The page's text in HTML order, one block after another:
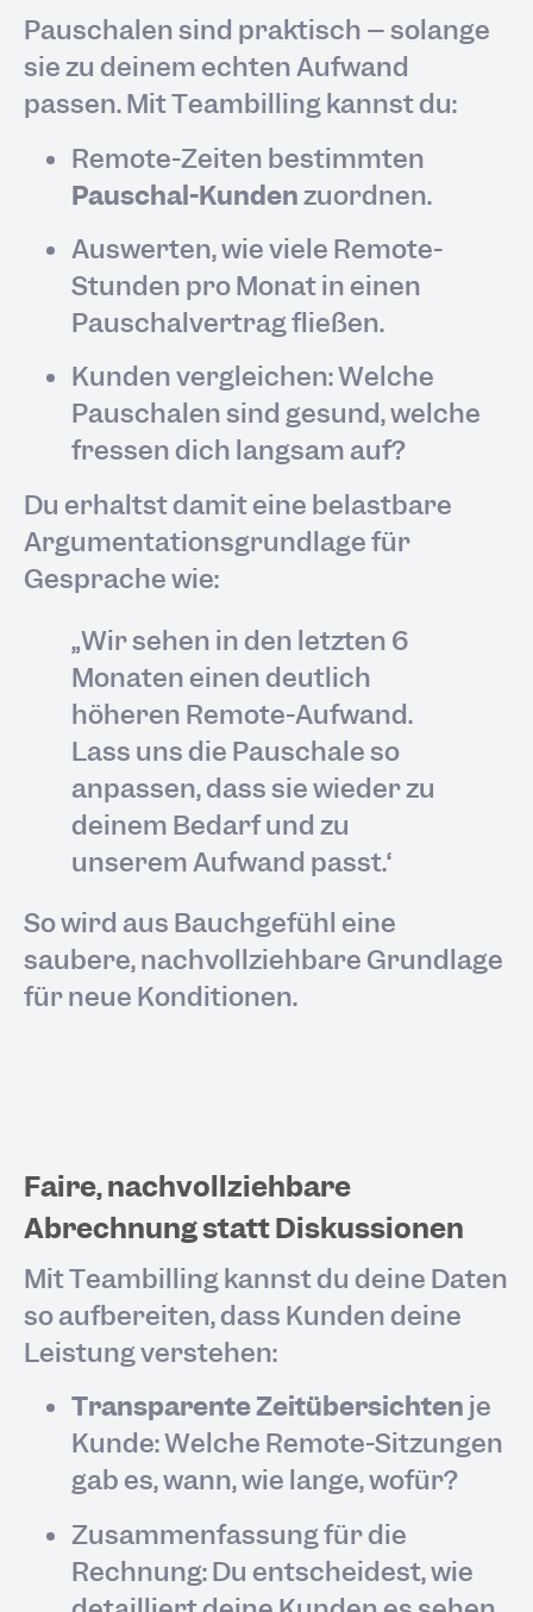
Pauschalen sind praktisch – solange
sie zu deinem echten Aufwand
passen. Mit Teambilling kannst du:
Remote-Zeiten bestimmten
Pauschal-Kundenzuordnen.
Auswerten, wie viele Remote-
Stunden pro Monat in einen
Pauschalvertrag fließen.
Kunden vergleichen: Welche
Pauschalen sind gesund, welche
fressen dich langsam auf?
Du erhältst damit eine belastbare
Argumentationsgrundlage für
Gespräche wie:
„Wir sehen in den letzten 6
Monaten einen deutlich
höheren Remote-Aufwand.
Lass uns die Pauschale so
anpassen, dass sie wieder zu
deinem Bedarf und zu
unserem Aufwand passt.“
So wird aus Bauchgefühl eine
saubere, nachvollziehbare Grundlage
für neue Konditionen.
Faire, nachvollziehbare
Abrechnung statt Diskussionen
Mit Teambilling kannst du deine Daten
so aufbereiten, dass Kunden deine
Leistung verstehen:
Transparente Zeitübersichten je
Kunde: Welche Remote-Sitzungen
gab es, wann, wie lange, wofür?
Zusammenfassung für die
Rechnung: Du entscheidest, wie